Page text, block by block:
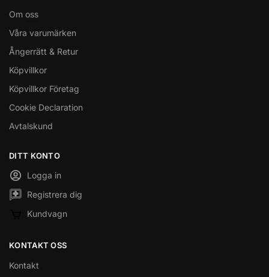
Om oss
Våra varumärken
Ångerrätt & Retur
Köpvillkor
Köpvillkor Företag
Cookie Declaration
Avtalskund
DITT KONTO
Logga in
Registrera dig
Kundvagn
KONTAKT OSS
Kontakt